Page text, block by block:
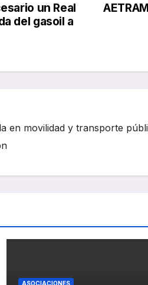
un Real
del gasoil a
en movilidad y transporte
ASOCIACIONES